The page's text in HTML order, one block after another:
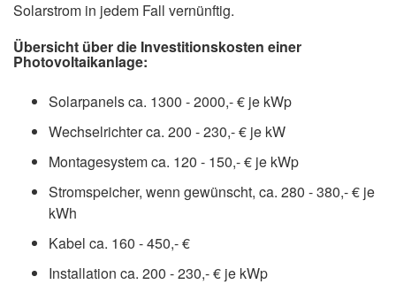
Solarstrom in jedem Fall vernünftig.
Übersicht über die Investitionskosten einer
Photovoltaikanlage:
Solarpanels ca. 1300 - 2000,- € je kWp
Wechselrichter ca. 200 - 230,- € je kW
Montagesystem ca. 120 - 150,- € je kWp
Stromspeicher, wenn gewünscht, ca. 280 - 380,- € je
kWh
Kabel ca. 160 - 450,- €
Installation ca. 200 - 230,- € je kWp